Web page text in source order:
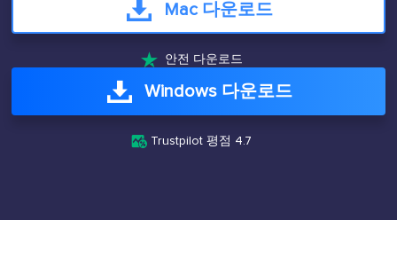
Mac 다운로드
 안전 다운로드
Windows 다운로드
 Trustpilot 평점 4.7